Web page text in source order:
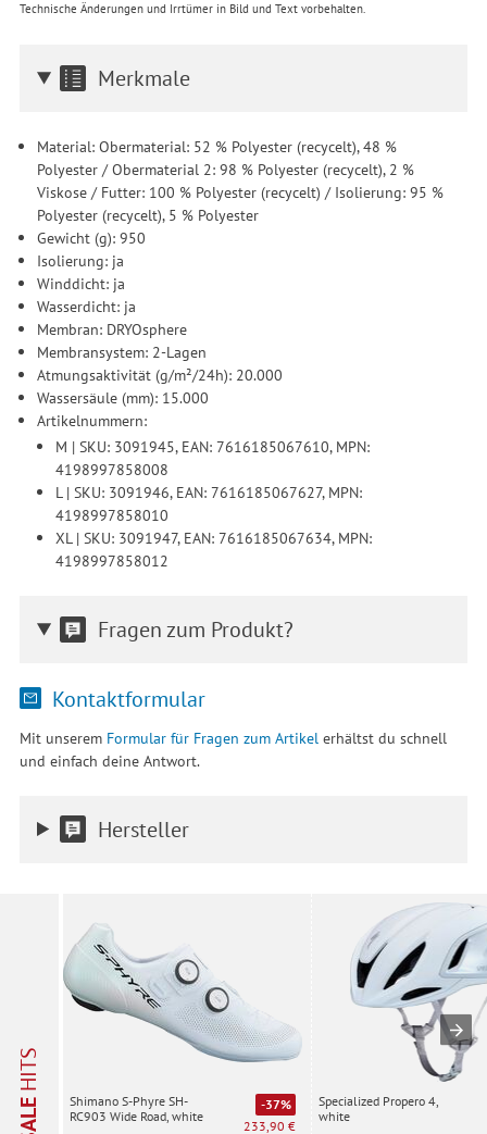
Technische Änderungen und Irrtümer in Bild und Text vorbehalten.
Merkmale
Material: Obermaterial: 52 % Polyester (recycelt), 48 %
Polyester / Obermaterial 2: 98 % Polyester (recycelt), 2 %
Viskose / Futter: 100 % Polyester (recycelt) / Isolierung: 95 %
Polyester (recycelt), 5 % Polyester
Gewicht (g): 950
Isolierung: ja
Winddicht: ja
Wasserdicht: ja
Membran: DRYOsphere
Membransystem: 2-Lagen
Atmungsaktivität (g/m²/24h): 20.000
Wassersäule (mm): 15.000
Artikelnummern:
M | SKU: 3091945, EAN: 7616185067610, MPN:
4198997858008
L | SKU: 3091946, EAN: 7616185067627, MPN:
4198997858010
XL | SKU: 3091947, EAN: 7616185067634, MPN:
4198997858012
Fragen zum Produkt?
Kontaktformular
Mit unserem Formular für Fragen zum Artikelerhältst du schnell
und einfach deine Antwort.
Hersteller
SALE
HITS
Shimano S-Phyre SH-
RC903 Wide Road, white
-37%
233,90 €
Specialized Propero 4,
white